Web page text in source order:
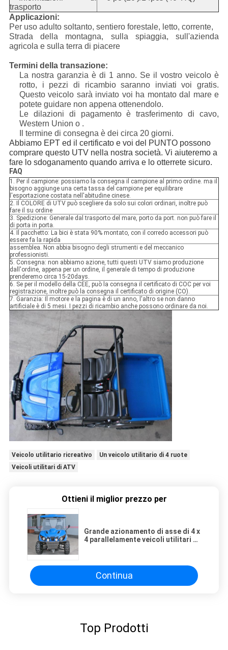
trasporto
Applicazioni:
Per uso adulto soltanto, sentiero forestale, letto, corrente,
Strada della montagna, sulla spiaggia, sull'azienda
agricola e sulla terra di piacere
Termini della transazione:
La nostra garanzia è di 1 anno. Se il vostro veicolo è
rotto, i pezzi di ricambio saranno inviati voi gratis.
Questo veicolo sarà inviato voi ha montato dal mare e
potete guidare non appena ottenendolo.
Le dilazioni di pagamento è trasferimento di cavo,
Western Union o .
Il termine di consegna è dei circa 20 giorni.
Abbiamo EPT ed il certificato e voi del PUNTO possono
comprare questo UTV nella nostra società. Vi aiuteremo a
fare lo sdoganamento quando arriva e lo otterrete sicuro.
FAQ
1. Per il campione: possiamo la consegna il campione al primo ordine. ma il
bisogno aggiunge una certa tassa del campione per equilibrare
l'esportazione costata nell'abitudine cinese.
2. Il COLORE di UTV può scegliere da solo sui colori ordinari, inoltre può
fare il su ordine
3. Spedizione: Generale dal trasporto del mare, porto da port. non può fare il
di porta in porta.
4. Il pacchetto: La bici è stata 90% montato, con il corredo accessori può
essere fa la rapida
assemblea. Non abbia bisogno degli strumenti e del meccanico
professionisti.
5. Consegna: non abbiamo azione, tutti questi UTV siamo produzione
dall'ordine, appena per un ordine, il generale di tempo di produzione
prenderemo circa 15-20days.
6. Se per il modello della CEE, può la consegna il certificato di COC per voi
registrazione, inoltre può la consegna il certificato di origine (CO).
7. Garanzia: Il motore e la pagina è di un anno, l'altro se non danno
artificiale è di 5 mesi. I pezzi di ricambio anche possono ordinare da noi.
Veicolo utilitario ricreativo
Un veicolo utilitario di 4 ruote
Veicoli utilitari di ATV
Ottieni il miglior prezzo per
Grande azionamento di asse di 4 x
4 parallelamente veicoli utilitari di
Continua
Top Prodotti